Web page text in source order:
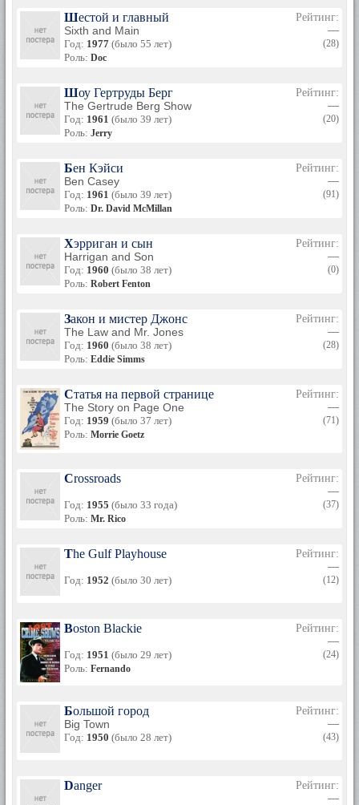
Шестой и главный
Sixth and Main
Год: 1977 (было 55 лет)
Роль: Doc
Рейтинг:
—
(28)
Шоу Гертруды Берг
The Gertrude Berg Show
Год: 1961 (было 39 лет)
Роль: Jerry
Рейтинг:
—
(20)
Бен Кэйси
Ben Casey
Год: 1961 (было 39 лет)
Роль: Dr. David McMillan
Рейтинг:
—
(91)
Хэрриган и сын
Harrigan and Son
Год: 1960 (было 38 лет)
Роль: Robert Fenton
Рейтинг:
—
(0)
Закон и мистер Джонс
The Law and Mr. Jones
Год: 1960 (было 38 лет)
Роль: Eddie Simms
Рейтинг:
—
(28)
Статья на первой странице
The Story on Page One
Год: 1959 (было 37 лет)
Роль: Morrie Goetz
Рейтинг:
—
(71)
Crossroads
Год: 1955 (было 33 года)
Роль: Mr. Rico
Рейтинг:
—
(37)
The Gulf Playhouse
Год: 1952 (было 30 лет)
Рейтинг:
—
(12)
Boston Blackie
Год: 1951 (было 29 лет)
Роль: Fernando
Рейтинг:
—
(24)
Большой город
Big Town
Год: 1950 (было 28 лет)
Рейтинг:
—
(43)
Danger
Рейтинг:
—